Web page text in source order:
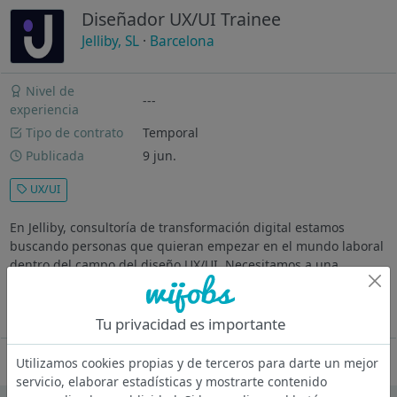
Diseñador UX/UI Trainee
Jelliby, SL · Barcelona
Nivel de
experiencia
---
Tipo de contrato
Temporal
Publicada
9 jun.
UX/UI
En Jelliby, consultoría de transformación digital estamos
buscando personas que quieran empezar en el mundo laboral
dentro del campo del diseño UX/UI. Necesitamos a una
persona proactiva, responsable y curiosa, a la que le guste
Oferta desactivada
Tu privacidad es importante
Utilizamos cookies propias y de terceros para darte un mejor
servicio, elaborar estadísticas y mostrarte contenido